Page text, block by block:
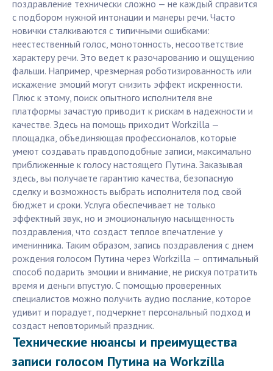
поздравление технически сложно — не каждый справится
с подбором нужной интонации и манеры речи. Часто
новички сталкиваются с типичными ошибками:
неестественный голос, монотонность, несоответствие
характеру речи. Это ведет к разочарованию и ощущению
фальши. Например, чрезмерная роботизированность или
искажение эмоций могут снизить эффект искренности.
Плюс к этому, поиск опытного исполнителя вне
платформы зачастую приводит к рискам в надежности и
качестве. Здесь на помощь приходит Workzilla —
площадка, объединяющая профессионалов, которые
умеют создавать правдоподобные записи, максимально
приближенные к голосу настоящего Путина. Заказывая
здесь, вы получаете гарантию качества, безопасную
сделку и возможность выбрать исполнителя под свой
бюджет и сроки. Услуга обеспечивает не только
эффектный звук, но и эмоциональную насыщенность
поздравления, что создаст теплое впечатление у
именинника. Таким образом, запись поздравления с днем
рождения голосом Путина через Workzilla — оптимальный
способ подарить эмоции и внимание, не рискуя потратить
время и деньги впустую. С помощью проверенных
специалистов можно получить аудио послание, которое
удивит и порадует, подчеркнет персональный подход и
создаст неповторимый праздник.
Технические нюансы и преимущества
записи голосом Путина на Workzilla